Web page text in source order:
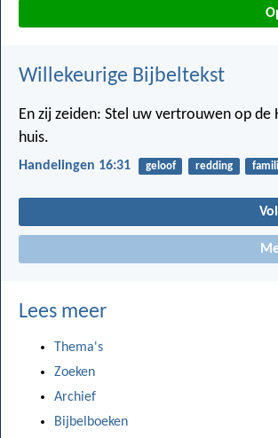
Willekeurige Bijbeltekst
En zij zeiden: Stel uw vertrouwen op
huis.
Handelingen 16:31 geloof redding
Lees meer
Thema's
Zoeken
Archief
Bijbelboeken